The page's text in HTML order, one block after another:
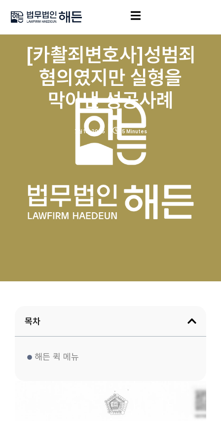
[카촬죄변호사]성범죄
혐의였지만 실형을
막아낸 성공사례
7월 18, 2025 5 Minutes
목차
해든 퀵 메뉴